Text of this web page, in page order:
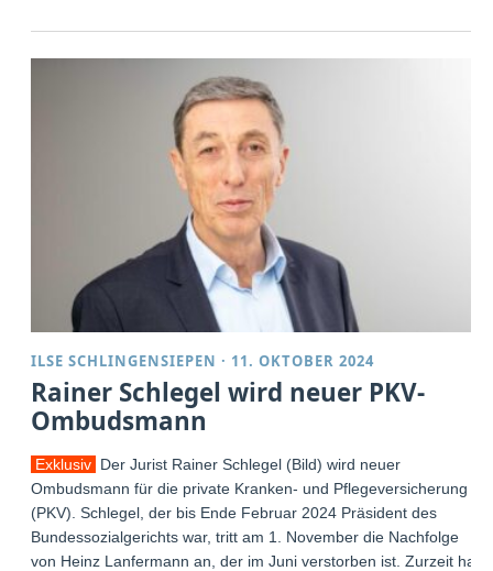
ILSE SCHLINGENSIEPEN · 11. OKTOBER 2024
Rainer Schlegel wird neuer PKV-
Ombudsmann
Exklusiv Der Jurist Rainer Schlegel (Bild) wird neuer
Ombudsmann für die private Kranken- und Pflegeversicherung
(PKV). Schlegel, der bis Ende Februar 2024 Präsident des
Bundessozialgerichts war, tritt am 1. November die Nachfolge
von Heinz Lanfermann an, der im Juni verstorben ist. Zurzeit hat